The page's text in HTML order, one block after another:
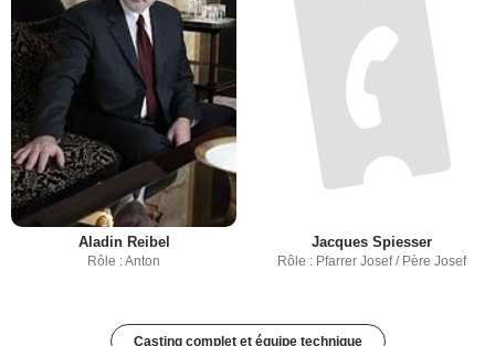
Aladin Reibel
Rôle : Anton
Jacques Spiesser
Rôle : Pfarrer Josef / Père Josef
Casting complet et équipe technique